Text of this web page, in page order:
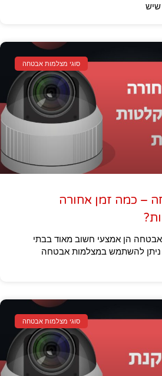
שיש
סוגי מצלמות אבטחה
– כמה זמן אחורה
הן אמצעי חשוב מאוד בבתי
ניתן להשתמש במצלמות אבטחה
סוגי מצלמות אבטחה